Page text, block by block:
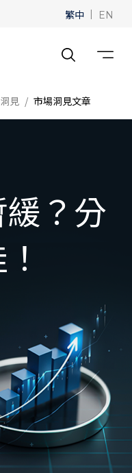
繁中 | EN
見 市場洞見文章
？分